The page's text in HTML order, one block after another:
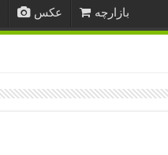
عکس بازارچه